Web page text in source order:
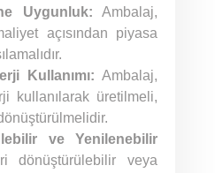
Uygunluk: Ambalaj,
açısından piyasa
Kullanımı: Ambalaj,
kullanılarak üretilmeli,
ve Yenilenebilir
dönüştürülebilir veya